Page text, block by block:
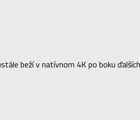
beží v natívnom 4K po boku